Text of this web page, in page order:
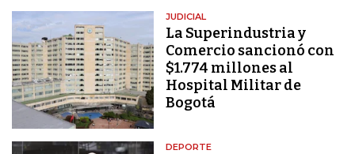
JUDICIAL
La Superindustria y
Comercio sancionó con
$1.774 millones al
Hospital Militar de
Bogotá
DEPORTE